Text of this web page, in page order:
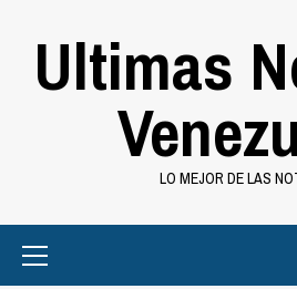
Ultimas
LO MEJOR DE LAS
Menu